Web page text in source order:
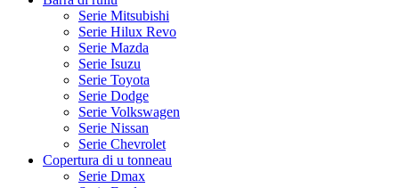
Serie Mitsubishi
Serie Hilux Revo
Serie Mazda
Serie Isuzu
Serie Toyota
Serie Dodge
Serie Volkswagen
Serie Nissan
Serie Chevrolet
Copertura di u tonneau
Serie Dmax